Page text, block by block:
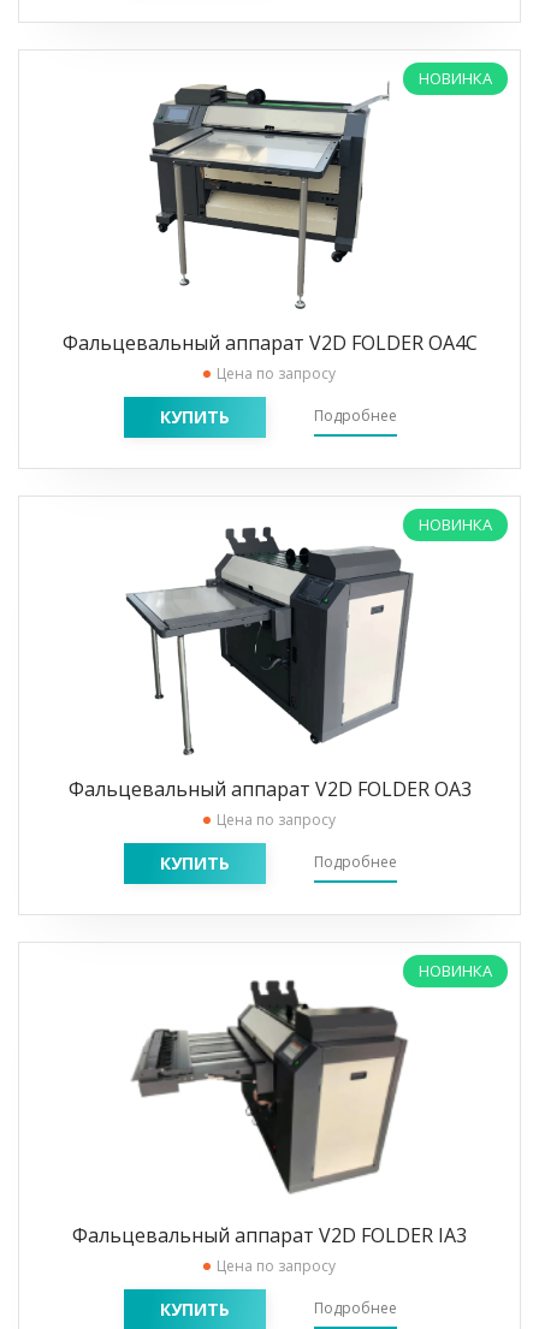
НОВИНКА
Фальцевальный аппарат V2D FOLDER OA4C
Цена по запросу
КУПИТЬ Подробнее
НОВИНКА
Фальцевальный аппарат V2D FOLDER OA3
Цена по запросу
КУПИТЬ Подробнее
НОВИНКА
Фальцевальный аппарат V2D FOLDER IA3
Цена по запросу
КУПИТЬ Подробнее